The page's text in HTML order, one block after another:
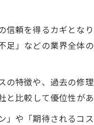
水道修理現場の対
水道修理作業のリ
水道修理現場のト
水道修理作業時間
必要工具や作業を整理
頼を得るカギとな
足」などの業界全体
特徴や、過去の修
比較して優位性が
や「期待されるコ